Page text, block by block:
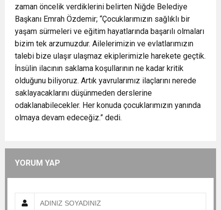
zaman öncelik verdiklerini belirten Niğde Belediye
Başkanı Emrah Özdemir; “Çocuklarımızın sağlıklı bir
yaşam sürmeleri ve eğitim hayatlarında başarılı olmaları
bizim tek arzumuzdur. Ailelerimizin ve evlatlarımızın
talebi bize ulaşır ulaşmaz ekiplerimizle harekete geçtik.
İnsülin ilacının saklama koşullarının ne kadar kritik
olduğunu biliyoruz. Artık yavrularımız ilaçlarını nerede
saklayacaklarını düşünmeden derslerine
odaklanabilecekler. Her konuda çocuklarımızın yanında
olmaya devam edeceğiz.” dedi.
YORUM YAP